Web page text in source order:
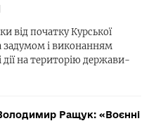
від початку Курської
задумом і виконанням
дії на територію держави-
Ращук: «Воєнні